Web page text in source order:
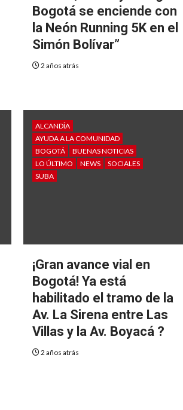
Bogotá se enciende con
la Neón Running 5K en el
Simón Bolívar”
2 años atrás
ALCANDÍA
AYUDA A LA COMUNIDAD
BOGOTÁ
BUENAS NOTICIAS
LO ÚLTIMO
NEWS
SOCIALES
SUBA
¡Gran avance vial en
Bogotá! Ya está
habilitado el tramo de la
Av. La Sirena entre Las
Villas y la Av. Boyacá ?
2 años atrás